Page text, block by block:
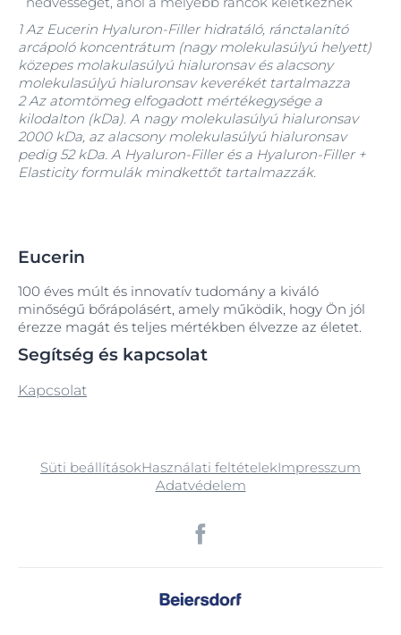
1 Az Eucerin Hyaluron-Filler hidratáló, ránctalanító
arcápoló koncentrátum (nagy molekulasúlyú helyett)
közepes molakulasúlyú hialuronsav és alacsony
molekulasúlyú hialuronsav keverékét tartalmazza
2 Az atomtömeg elfogadott mértékegysége a
kilodalton (kDa). A nagy molekulasúlyú hialuronsav
2000 kDa, az alacsony molekulasúlyú hialuronsav
pedig 52 kDa. A Hyaluron-Filler és a Hyaluron-Filler +
Elasticity formulák mindkettőt tartalmazzák.
Eucerin
100 éves múlt és innovatív tudomány a kiváló
minőségű bőrápolásért, amely működik, hogy Ön jól
érezze magát és teljes mértékben élvezze az életet.
Segítség és kapcsolat
Kapcsolat
Süti beállításokHasználati feltételekImpresszum
Adatvédelem